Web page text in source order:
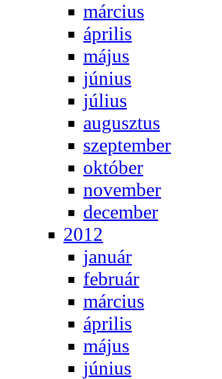
már­ci­us
áp­ri­lis
má­jus
jú­ni­us
jú­li­us
au­gusz­tus
szep­tem­ber
ok­tó­ber
no­vem­ber
de­cem­ber
2012
ja­nu­ár
feb­ru­ár
már­ci­us
áp­ri­lis
má­jus
jú­ni­us